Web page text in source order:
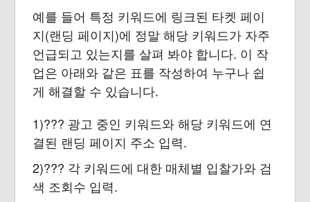
예를 들어 특정 키워드에 링크된 타켓 페이
지(랜딩 페이지)에 정말 해당 키워드가 자주
언급되고 있는지를 살펴 봐야 합니다. 이 작
업은 아래와 같은 표를 작성하여 누구나 쉽
게 해결할 수 있습니다.
1)??? 광고 중인 키워드와 해당 키워드에 연
결된 랜딩 페이지 주소 입력.
2)??? 각 키워드에 대한 매체별 입찰가와 검
색 조회수 입력.